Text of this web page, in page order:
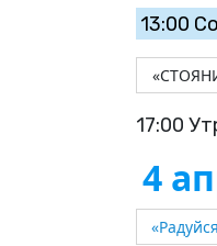
13:00
17:00
4